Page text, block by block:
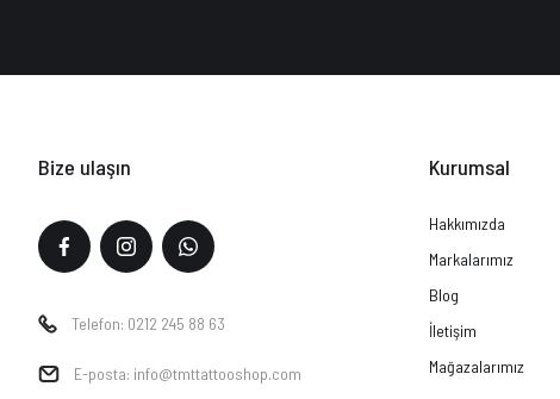
Bize ulaşın
Telefon: 0212 245 88 63
E-posta: info@tmttattooshop.com
Kurumsal
Hakkımızda
Markalarımız
Blog
İletişim
Mağazalarımız